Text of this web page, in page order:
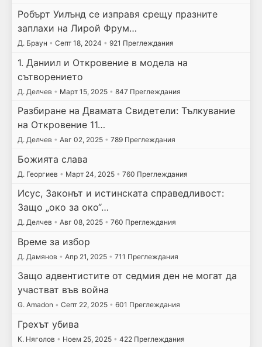
Робърт Уилънд се изправя срещу празните
заплахи на Лирой Фрум…
Д. Браун • Септ 18, 2024 • 921 Преглеждания
1. Даниил и Откровение в модела на
сътворението
Д. Делчев • Март 15, 2025 • 847 Преглеждания
Разбиране на Двамата Свидетели: Тълкувание
на Откровение 11…
Д. Делчев • Авг 02, 2025 • 789 Преглеждания
Божията слава
Д. Георгиев • Март 24, 2025 • 760 Преглеждания
Исус, Законът и истинската справедливост:
Защо „око за око“…
Д. Делчев • Авг 08, 2025 • 760 Преглеждания
Време за избор
Д. Дамянов • Апр 21, 2025 • 711 Преглеждания
Защо адвентистите от седмия ден не могат да
участват във война
G. Amadon • Септ 22, 2025 • 601 Преглеждания
Грехът убива
К. Няголов • Ноем 25, 2025 • 422 Преглеждания